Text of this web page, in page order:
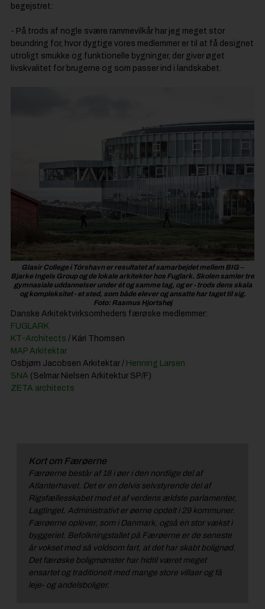
begejstret:
- På trods af nogle svære rammevilkår har jeg meget stor
beundring for, hvor dygtige vores medlemmer er til at få designet
utroligt smukke og funktionelle bygninger, der giver øget
livskvalitet for brugerne og som passer ind i landskabet.
Glasir College i Tórshavn er resultatet af samarbejdet mellem BIG –
Bjarke Ingels Group og de lokale arkitekter hos Fuglark. Skolen samler tre
gymnasiale uddannelser under ét og samme tag, og er - trods dens skala
og kompleksitet - et sted, som både elever og ansatte har taget til sig.
Foto: Rasmus Hjortshøj
Danske Arkitektvirksomheders færøske medlemmer:
FUGLARK
KT-Architects / Kári Thomsen
MAP Arkitektar
Osbjørn Jacobsen Arkitektar / Henning Larsen
SNA (Selmar Nielsen Arkitektur SP/F)
ZETA architects
Kort om Færøerne
Færøerne består af 18 i øer i den nordlige del af
Atlanterhavet. Det er en delvis selvstyrende del af
Rigsfællesskabet med et af verdens ældste parlamenter,
Lagtinget. Administrativt er øerne opdelt i 29 kommuner.
Færøerne oplever, som i Danmark, også en stor vækst i
byggeriet. Befolkningstallet på Færøerne er de seneste
år vokset med så voldsom fart, at det har skabt bolignød.
Det færøske boligmønster har hidtil været meget
ensartet og traditionelt med mange store villaer og få
leje- og andelsboliger.